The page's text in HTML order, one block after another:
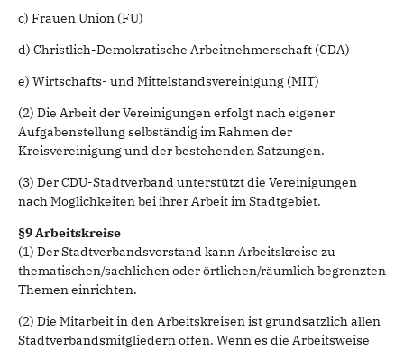
c) Frauen Union (FU)
d) Christlich-Demokratische Arbeitnehmerschaft (CDA)
e) Wirtschafts- und Mittelstandsvereinigung (MIT)
(2) Die Arbeit der Vereinigungen erfolgt nach eigener
Aufgabenstellung selbständig im Rahmen der
Kreisvereinigung und der bestehenden Satzungen.
(3) Der CDU-Stadtverband unterstützt die Vereinigungen
nach Möglichkeiten bei ihrer Arbeit im Stadtgebiet.
§9 Arbeitskreise
(1) Der Stadtverbandsvorstand kann Arbeitskreise zu
thematischen/sachlichen oder örtlichen/räumlich begrenzten
Themen einrichten.
(2) Die Mitarbeit in den Arbeitskreisen ist grundsätzlich allen
Stadtverbandsmitgliedern offen. Wenn es die Arbeitsweise